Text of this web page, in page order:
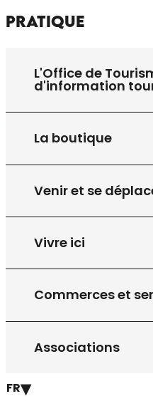
Pratique
L'Office de
d'information
La boutique
Venir et se
Vivre ici
Commerces et
Associations
FR
Martyrs
50
?
!
venir ?